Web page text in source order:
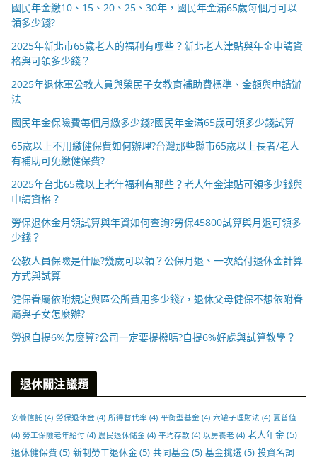
國民年金繳10、15、20、25、30年，國民年金滿65歲每個月可以
領多少錢?
2025年新北市65歲老人的福利有哪些？新北老人津貼與年金申請資
格與可領多少錢？
2025年退休軍公教人員與榮民子女教育補助費標準、金額與申請辦
法
國民年金保險費每個月繳多少錢?國民年金滿65歲可領多少錢試算
65歲以上不用繳健保費如何辦理?台灣那些縣市65歲以上長者/老人
有補助可免繳健保費?
2025年台北65歲以上老年福利有那些？老人年金津貼可領多少錢與
申請資格？
勞保退休金月領試算與年資如何查詢?勞保45800試算與月退可領多
少錢？
公教人員保險是什麼?幾歲可以領？公保月退、一次給付退休金計算
方式與試算
健保眷屬依附規定與區公所費用多少錢?，退休父母健保不想依附眷
屬與子女怎麼辦?
勞退自提6%怎麼算?公司一定要提撥嗎?自提6%好處與試算教學？
退休關注議題
安養信託 (4) 勞保退休金 (4) 所得替代率 (4) 平衡型基金 (4) 六罐子理財法 (4) 夏普值
(4) 勞工保險老年給付 (4) 農民退休儲金 (4) 平均存款 (4) 以房養老 (4) 老人年金(5)
退休健保費 (5) 新制勞工退休金(5) 共同基金(5) 基金挑選 (5) 投資名詞